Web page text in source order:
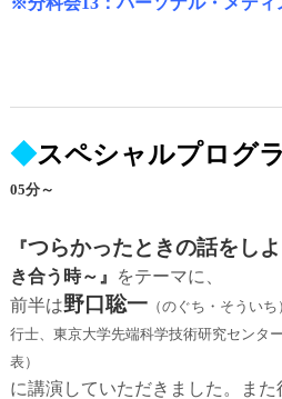
◆スペシャルプログ
05分～
『つらかったときの話をしよ
き合う時～』
をテーマに、
前半は野口聡一（のぐち・そうい
行士、東京大学先端科学技術研究センタ
表）
に講演していただきました。
ま